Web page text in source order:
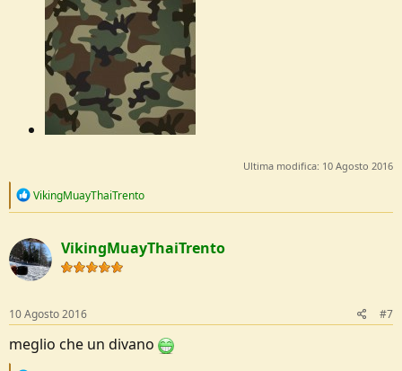
Ultima modifica: 10 Agosto 2016
R
c
t
i
o
s
:
VikingMuayThaiTrento
VikingMuayThaiTrento
10 Agosto 2016 #7
meglio che un divano